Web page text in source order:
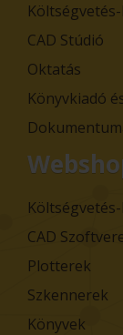
CAD Stúdió
Oktatás
Könyvkiadó
CAD
Plotterek
Szkennerek
Könyvek